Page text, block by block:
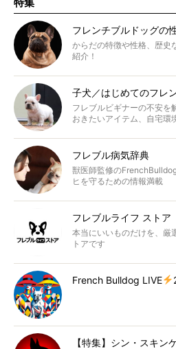
フレンチブルドッグの
からだの特徴や性格、歴史
紹介！
子犬／はじめてのフレ
フレブルビギナーの不安を
おきたいアイテム、自宅環
フレブル病気辞典
獣医師監修の
ヒを守るための情報満載
フレブルライフ ストア
本当にいいものだけを、厳
トアです
French Bulldog LIVE
【特集】シン・スキン